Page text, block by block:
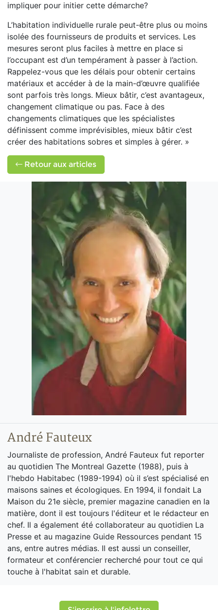
impliquer pour initier cette démarche?
L’habitation individuelle rurale peut-être plus ou moins
isolée des fournisseurs de produits et services. Les
mesures seront plus faciles à mettre en place si
l’occupant est d’un tempérament à passer à l’action.
Rappelez-vous que les délais pour obtenir certains
matériaux et accéder à de la main-d’œuvre qualifiée
sont parfois très longs. Mieux bâtir, c’est avantageux,
changement climatique ou pas. Face à des
changements climatiques que les spécialistes
définissent comme imprévisibles, mieux bâtir c’est
créer des habitations sobres et simples à gérer. »
Retour aux articles
André Fauteux
Journaliste de profession, André Fauteux fut reporter
au quotidien The Montreal Gazette (1988), puis à
l'hebdo Habitabec (1989-1994) où il s’est spécialisé en
maisons saines et écologiques. En 1994, il fondait La
Maison du 21e siècle, premier magazine canadien en la
matière, dont il est toujours l'éditeur et le rédacteur en
chef. Il a également été collaborateur au quotidien La
Presse et au magazine Guide Ressources pendant 15
ans, entre autres médias. Il est aussi un conseiller,
formateur et conférencier recherché pour tout ce qui
touche à l'habitat sain et durable.